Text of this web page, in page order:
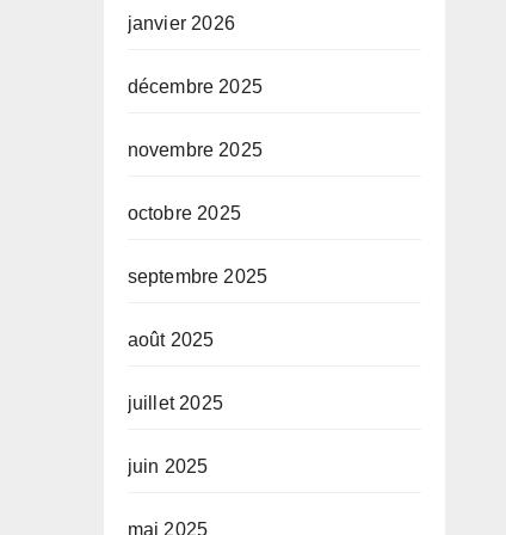
janvier 2026
décembre 2025
novembre 2025
octobre 2025
septembre 2025
août 2025
juillet 2025
juin 2025
mai 2025